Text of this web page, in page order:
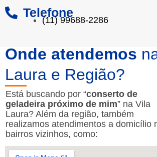
Telefone
(11) 99688-2286
Onde atendemos
Laura e Região?
Está buscando por “conserto de
geladeira próximo de mim” na Vila
Laura? Além da região, também
realizamos atendimentos a domicílio
bairros vizinhos, como: